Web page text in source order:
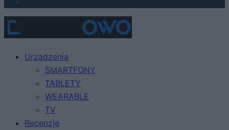
Urządzenia
SMARTFONY
TABLETY
WEARABLE
TV
Recenzje